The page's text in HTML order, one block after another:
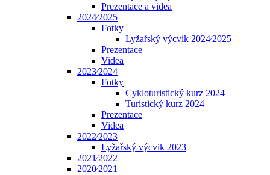
Prezentace a videa
2024⁄2025
Fotky
Lyžařský výcvik 2024⁄2025
Prezentace
Videa
2023⁄2024
Fotky
Cykloturistický kurz 2024
Turistický kurz 2024
Prezentace
Videa
2022⁄2023
Lyžařský výcvik 2023
2021⁄2022
2020⁄2021